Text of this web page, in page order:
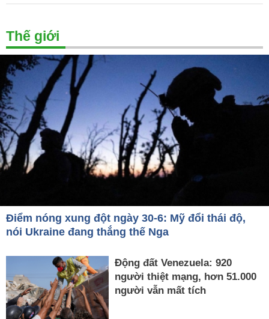
Thế giới
Điểm nóng xung đột ngày 30-6: Mỹ đổi thái độ,
nói Ukraine đang thắng thế Nga
Động đất Venezuela: 920
người thiệt mạng, hơn 51.000
người vẫn mất tích